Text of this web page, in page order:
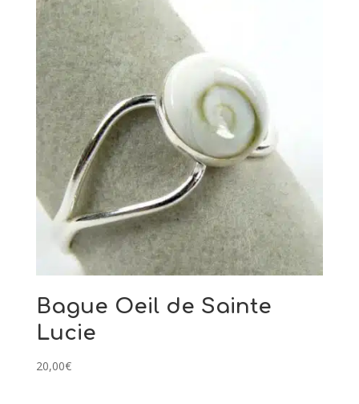
Bague Oeil de Sainte
Lucie
20,00€